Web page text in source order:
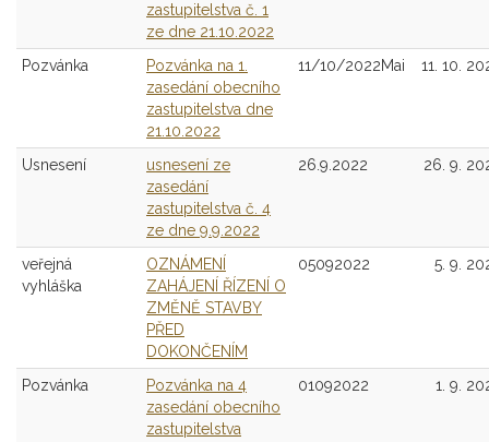
zastupitelstva č. 1
ze dne 21.10.2022
Pozvánka
Pozvánka na 1.
zasedání obecního
zastupitelstva dne
21.10.2022
11/10/2022Mai 11. 10.
Usnesení
usnesení ze
zasedání
zastupitelstva č. 4
ze dne 9.9.2022
26.9.2022 26. 9.
veřejná
vyhláška
OZNÁMENÍ
ZAHÁJENÍ ŘÍZENÍ O
ZMĚNĚ STAVBY
PŘED
DOKONČENÍM
05092022 5. 9.
Pozvánka
Pozvánka na 4
zasedání obecního
zastupitelstva
01092022 1. 9.